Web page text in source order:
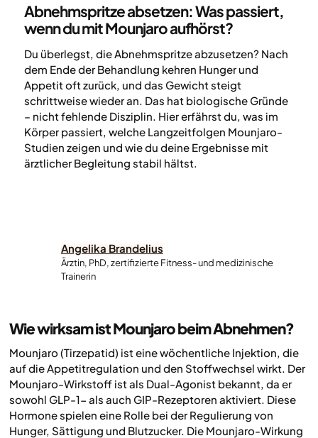
Abnehmspritze absetzen: Was passiert,
wenn du mit Mounjaro aufhörst?
Du überlegst, die Abnehmspritze abzusetzen? Nach
dem Ende der Behandlung kehren Hunger und
Appetit oft zurück, und das Gewicht steigt
schrittweise wieder an. Das hat biologische Gründe
– nicht fehlende Disziplin. Hier erfährst du, was im
Körper passiert, welche Langzeitfolgen Mounjaro-
Studien zeigen und wie du deine Ergebnisse mit
ärztlicher Begleitung stabil hältst.
Angelika Brandelius
Ärztin, PhD, zertifizierte Fitness- und medizinische
Trainerin
Wie wirksam ist Mounjaro beim Abnehmen?
Mounjaro (Tirzepatid) ist eine wöchentliche Injektion, die
auf die Appetitregulation und den Stoffwechsel wirkt. Der
Mounjaro-Wirkstoff ist als Dual-Agonist bekannt, da er
sowohl GLP-1- als auch GIP-Rezeptoren aktiviert. Diese
Hormone spielen eine Rolle bei der Regulierung von
Hunger, Sättigung und Blutzucker. Die Mounjaro-Wirkung